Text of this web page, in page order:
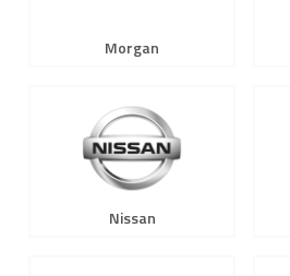
Morgan
Nissan